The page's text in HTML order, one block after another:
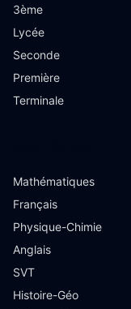
3ème
Lycée
Seconde
Première
Terminale
Mathématiques
Français
Physique-Chimie
Anglais
SVT
Histoire-Géo